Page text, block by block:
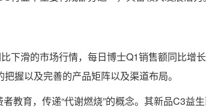
下滑的市场行情，每日博士Q1销售额同比增
握以及完善的产品矩阵以及渠道布局。
教育，传递“代谢燃烧”的概念。其新品C3益